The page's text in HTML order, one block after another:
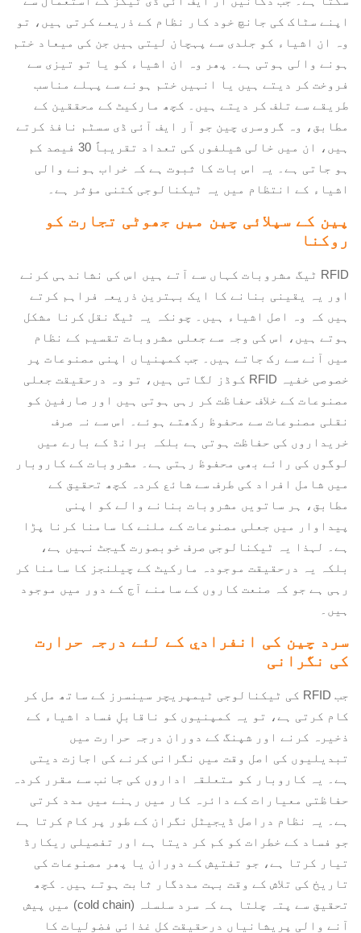
اپنے سٹاک کی جانچ خود کار نظام کے ذریعے کرتی ہیں، تو
وہ ان اشیاء کو جلدی سے پہچان لیتی ہیں جن کی میعاد ختم
ہونے والی ہوتی ہے۔ پھر وہ ان اشیاء کو یا تو تیزی سے
فروخت کر دیتے ہیں یا انہیں ختم ہونے سے پہلے مناسب
طریقے سے تلف کر دیتے ہیں۔ کچھ مارکیٹ کے محققین کے
مطابق، وہ گروسری چین جو آر ایف آئی ڈی سسٹم نافذ کرتے
ہیں، ان میں خالی شیلفوں کی تعداد تقریباً 30 فیصد کم
ہو جاتی ہے۔ یہ اس بات کا ثبوت ہے کہ خراب ہونے والی
اشیاء کے انتظام میں یہ ٹیکنالوجی کتنی مؤثر ہے۔
پین کے سپلائی چین میں جھوٹی تجارت کو
روکنا
RFID ٹیگ مشروبات کہاں سے آتے ہیں اس کی نشاندہی کرنے
اور یہ یقینی بنانے کا ایک بہترین ذریعہ فراہم کرتے
ہیں کہ وہ اصل اشیاء ہیں۔ چونکہ یہ ٹیگ نقل کرنا مشکل
ہوتے ہیں، اس کی وجہ سے جعلی مشروبات تقسیم کے نظام
میں آنے سے رک جاتے ہیں۔ جب کمپنیاں اپنی مصنوعات پر
خصوصی خفیہ RFID کوڈز لگاتی ہیں، تو وہ درحقیقت جعلی
مصنوعات کے خلاف حفاظت کر رہی ہوتی ہیں اور صارفین کو
نقلی مصنوعات سے محفوظ رکھتے ہوئے۔ اس سے نہ صرف
خریداروں کی حفاظت ہوتی ہے بلکہ برانڈ کے بارے میں
لوگوں کی رائے بھی محفوظ رہتی ہے۔ مشروبات کے کاروبار
میں شامل افراد کی طرف سے شائع کردہ کچھ تحقیق کے
مطابق، ہر ساتویں مشروبات بنانے والے کو اپنی
پیداوار میں جعلی مصنوعات کے ملنے کا سامنا کرنا پڑا
ہے۔ لہذا یہ ٹیکنالوجی صرف خوبصورت گیجٹ نہیں ہے،
بلکہ یہ درحقیقت موجودہ مارکیٹ کے چیلنجز کا سامنا کر
رہی ہے جو کہ صنعت کاروں کے سامنے آج کے دور میں موجود
ہیں۔
سرد چین کی انفرادي کے لئے درجہ حرارت
کی نگرانی
جب RFID کی ٹیکنالوجی ٹیمپریچر سینسرز کے ساتھ مل کر
کام کرتی ہے، تو یہ کمپنیوں کو ناقابلِ فساد اشیاء کے
ذخیرہ کرنے اور شپنگ کے دوران درجہ حرارت میں
تبدیلیوں کی اصل وقت میں نگرانی کرنے کی اجازت دیتی
ہے۔ یہ کاروبار کو متعلقہ اداروں کی جانب سے مقرر کردہ
حفاظتی معیارات کے دائرہ کار میں رہنے میں مدد کرتی
ہے۔ یہ نظام دراصل ڈیجیٹل نگران کے طور پر کام کرتا ہے
جو فساد کے خطرات کو کم کر دیتا ہے اور تفصیلی ریکارڈ
تیار کرتا ہے، جو تفتیش کے دوران یا پھر مصنوعات کی
تاریخ کی تلاش کے وقت بہت مددگار ثابت ہوتے ہیں۔ کچھ
تحقیق سے پتہ چلتا ہے کہ سرد سلسلہ (cold chain) میں پیش
آنے والی پریشانیاں درحقیقت کل غذائی فضولیات کا